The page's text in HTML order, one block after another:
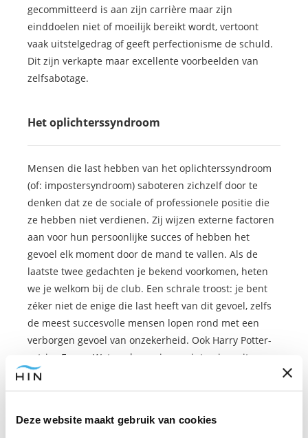
Deze website maakt gebruik van cookies
gecommitteerd is aan zijn carrière maar zijn
einddoelen niet of moeilijk bereikt wordt, vertoont
vaak uitstelgedrag of geeft perfectionisme de schuld.
Dit zijn verkapte maar excellente voorbeelden van
zelfsabotage.
Het oplichterssyndroom
Mensen die last hebben van het oplichterssyndroom
(of: impostersyndroom) saboteren zichzelf door te
denken dat ze de sociale of professionele positie die
ze hebben niet verdienen. Zij wijzen externe factoren
aan voor hun persoonlijke succes of hebben het
gevoel elk moment door de mand te vallen. Als de
laatste twee gedachten je bekend voorkomen, heten
we je welkom bij de club. Een schrale troost: je bent
zéker niet de enige die last heeft van dit gevoel, zelfs
de meest succesvolle mensen lopen rond met een
verborgen gevoel van onzekerheid. Ook Harry Potter-
actrice Emma Watson kwam in een interview uit voor
de zelfsabotage die ze jarenlang op zichzelf losliet.
Haar antwoord:listen to your inner critical voice and